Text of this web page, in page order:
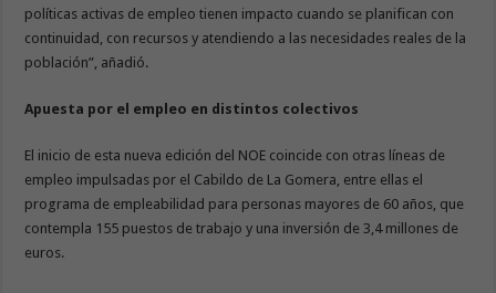
políticas activas de empleo tienen impacto cuando se planifican con
continuidad, con recursos y atendiendo a las necesidades reales de la
población”, añadió.
Apuesta por el empleo en distintos colectivos
El inicio de esta nueva edición del NOE coincide con otras líneas de
empleo impulsadas por el Cabildo de La Gomera, entre ellas el
programa de empleabilidad para personas mayores de 60 años, que
contempla 155 puestos de trabajo y una inversión de 3,4 millones de
euros.